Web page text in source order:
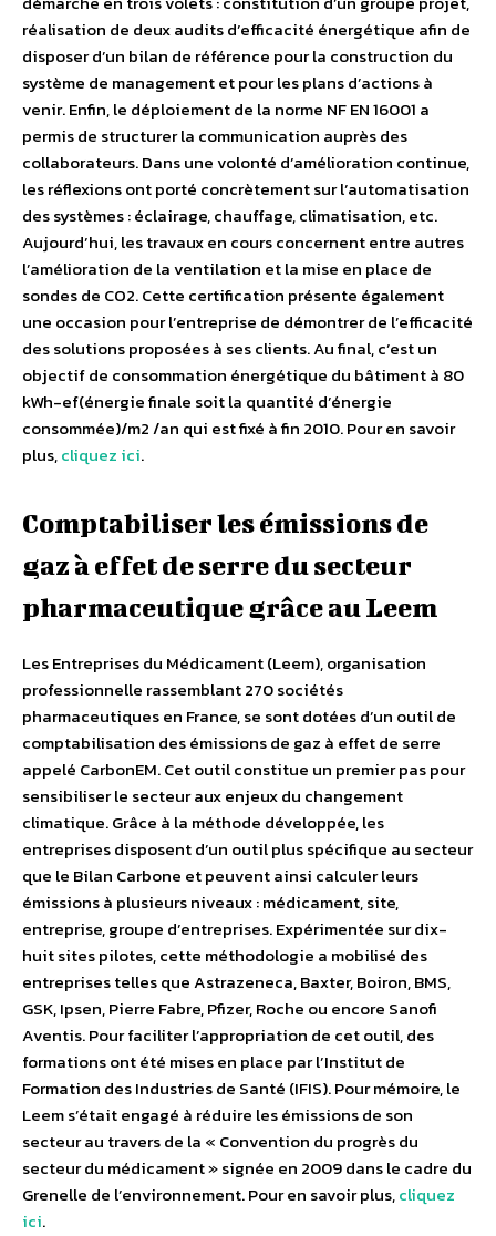
réalisation de deux audits d’efficacité énergétique afin de
disposer d’un bilan de référence pour la construction du
système de management et pour les plans d’actions à
venir. Enfin, le déploiement de la norme NF EN 16001 a
permis de structurer la communication auprès des
collaborateurs. Dans une volonté d’amélioration continue,
les réflexions ont porté concrètement sur l’automatisation
des systèmes : éclairage, chauffage, climatisation, etc.
Aujourd’hui, les travaux en cours concernent entre autres
l’amélioration de la ventilation et la mise en place de
sondes de CO2. Cette certification présente également
une occasion pour l’entreprise de démontrer de l’efficacité
des solutions proposées à ses clients. Au final, c’est un
objectif de consommation énergétique du bâtiment à 80
kWh-ef(énergie finale soit la quantité d’énergie
consommée)/m2 /an qui est fixé à fin 2010. Pour en savoir
plus,cliquez ici.
Comptabiliser les émissions de
gaz à effet de serre du secteur
pharmaceutique grâce au Leem
Les Entreprises du Médicament (Leem), organisation
professionnelle rassemblant 270 sociétés
pharmaceutiques en France, se sont dotées d’un outil de
comptabilisation des émissions de gaz à effet de serre
appelé CarbonEM. Cet outil constitue un premier pas pour
sensibiliser le secteur aux enjeux du changement
climatique. Grâce à la méthode développée, les
entreprises disposent d’un outil plus spécifique au secteur
que le Bilan Carbone et peuvent ainsi calculer leurs
émissions à plusieurs niveaux : médicament, site,
entreprise, groupe d’entreprises. Expérimentée sur dix-
huit sites pilotes, cette méthodologie a mobilisé des
entreprises telles que Astrazeneca, Baxter, Boiron, BMS,
GSK, Ipsen, Pierre Fabre, Pfizer, Roche ou encore Sanofi
Aventis. Pour faciliter l’appropriation de cet outil, des
formations ont été mises en place par l’Institut de
Formation des Industries de Santé (IFIS). Pour mémoire, le
Leem s’était engagé à réduire les émissions de son
secteur au travers de la « Convention du progrès du
secteur du médicament » signée en 2009 dans le cadre du
Grenelle de l’environnement. Pour en savoir plus,cliquez
ici.